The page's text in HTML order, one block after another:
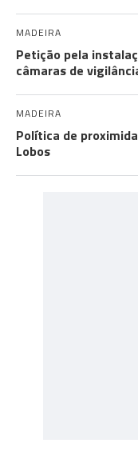
MADEIRA
Petição pela
câmaras de
MADEIRA
Política de
Lobos